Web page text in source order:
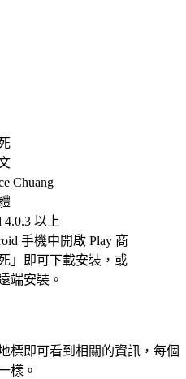
Chuang
4.0.3 以上
手機中開啟 Play 商
」即可下載安裝，或
端安裝。
標即可看到相關的資訊，每個
樣。